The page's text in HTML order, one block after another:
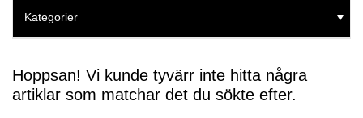
Kategorier
Hoppsan! Vi kunde tyvärr inte hitta några
artiklar som matchar det du sökte efter.